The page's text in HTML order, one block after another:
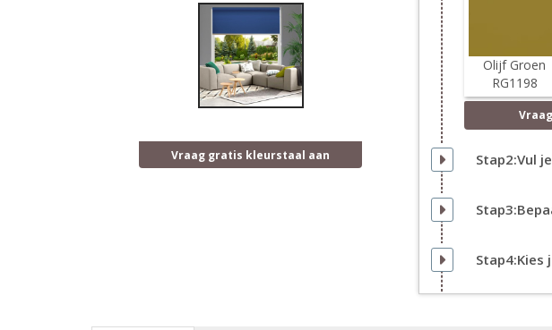
Vraag gratis kleurstaal aan
Olijf Groen
RG1198
Vraag
Stap2:Vul
Stap4:Kies